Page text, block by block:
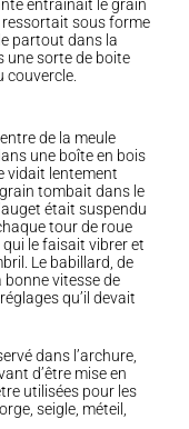
entraînait le grain
ressortait sous forme
partout dans la
une sorte de boite
couvercle.
de la meule
une boîte en bois
vidait lentement
tombait dans le
était suspendu
tour de roue
le faisait vibrer et
Le babillard, de
vitesse de
qu’il devait
dans l’archure,
d’être mise en
utilisées pour les
seigle, méteil,